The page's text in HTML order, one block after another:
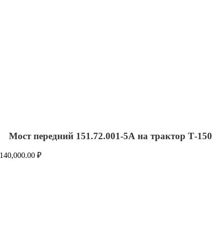
Мост передний 151.72.001-5А на трактор Т-150
140,000.00₽